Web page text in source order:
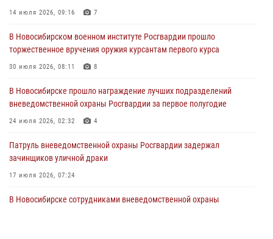
Росгвардии задержан гражданин, находящийся в розыске
В Новосибирске военнослужащие отряда спецназа «Ермак»
Росгвардии провели занятия по беспарашютному десантированию
В Новосибирске военнослужащие Росгвардии почтили память детей
– жертв войны в Донбассе
14 июля 2026, 09:16 7
В Новосибирском военном институте Росгвардии прошло
торжественное вручения оружия курсантам первого курса
30 июля 2026, 08:11 8
В Новосибирске прошло награждение лучших подразделений
вневедомственной охраны Росгвардии за первое полугодие
24 июля 2026, 02:32 4
Патруль вневедомственной охраны Росгвардии задержал
зачинщиков уличной драки
17 июля 2026, 07:24
В Новосибирске сотрудниками вневедомственной охраны